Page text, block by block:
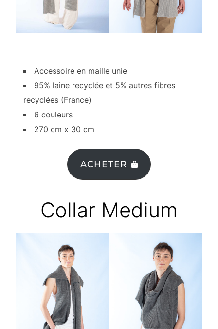
Accessoire en maille unie
95% laine recyclée et 5% autres fibres
recyclées (France)
6 couleurs
270 cm x 30 cm
ACHETER
Collar Medium